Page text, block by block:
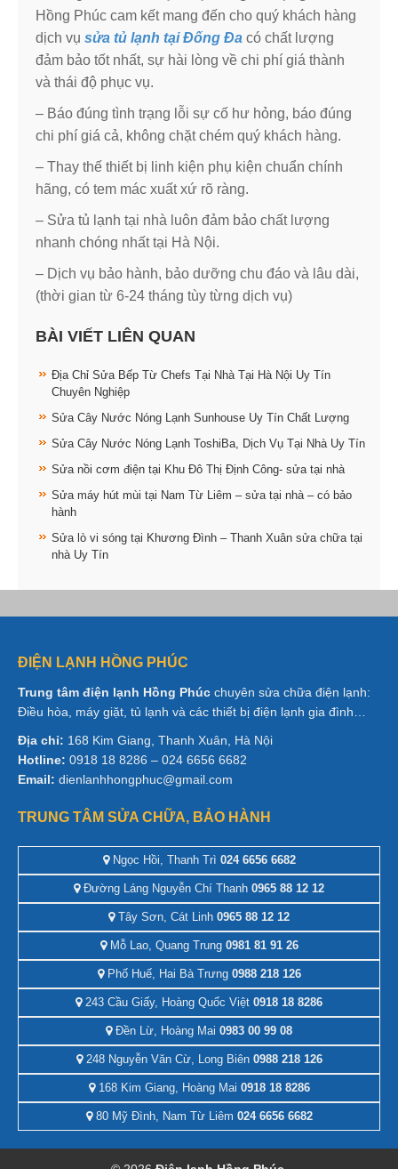
Hồng Phúc cam kết mang đến cho quý khách hàng
dịch vụ sửa tủ lạnh tại Đống Đa có chất lượng
đảm bảo tốt nhất, sự hài lòng về chi phí giá thành
và thái độ phục vụ.
– Báo đúng tình trạng lỗi sự cố hư hỏng, báo đúng
chi phí giá cả, không chặt chém quý khách hàng.
– Thay thế thiết bị linh kiện phụ kiện chuẩn chính
hãng, có tem mác xuất xứ rõ ràng.
– Sửa tủ lạnh tại nhà luôn đảm bảo chất lượng
nhanh chóng nhất tại Hà Nội.
– Dịch vụ bảo hành, bảo dưỡng chu đáo và lâu dài,
(thời gian từ 6-24 tháng tùy từng dịch vụ)
BÀI VIẾT LIÊN QUAN
Địa Chỉ Sửa Bếp Từ Chefs Tại Nhà Tại Hà Nội Uy Tín
Chuyên Nghiệp
Sửa Cây Nước Nóng Lạnh Sunhouse Uy Tín Chất Lượng
Sửa Cây Nước Nóng Lạnh ToshiBa, Dịch Vụ Tại Nhà Uy Tín
Sửa nồi cơm điện tại Khu Đô Thị Định Công- sửa tại nhà
Sửa máy hút mùi tại Nam Từ Liêm – sửa tại nhà – có bảo
hành
Sửa lò vi sóng tại Khương Đình – Thanh Xuân sửa chữa tại
nhà Uy Tín
ĐIỆN LẠNH HỒNG PHÚC
Trung tâm điện lạnh Hồng Phúc chuyên sửa chữa điện lạnh:
Điều hòa, máy giặt, tủ lạnh và các thiết bị điện lạnh gia đình…
Địa chỉ: 168 Kim Giang, Thanh Xuân, Hà Nội
Hotline: 0918 18 8286 – 024 6656 6682
Email: dienlanhhongphuc@gmail.com
TRUNG TÂM SỬA CHỮA, BẢO HÀNH
Ngọc Hồi, Thanh Trì 024 6656 6682
Đường Láng Nguyễn Chí Thanh 0965 88 12 12
Tây Sơn, Cát Linh 0965 88 12 12
Mỗ Lao, Quang Trung0981 81 91 26
Phố Huế, Hai Bà Trưng0988 218 126
243 Cầu Giấy, Hoàng Quốc Việt 0918 18 8286
Đền Lừ, Hoàng Mai 0983 00 99 08
248 Nguyễn Văn Cừ, Long Biên0988 218 126
168 Kim Giang, Hoàng Mai 0918 18 8286
80 Mỹ Đình, Nam Từ Liêm 024 6656 6682